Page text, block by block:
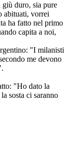
duro, sia pure
abituati, vorrei
ha fatto nel primo
capita a noi,
"I milanisti
me devono
"Ho dato la
sosta ci saranno